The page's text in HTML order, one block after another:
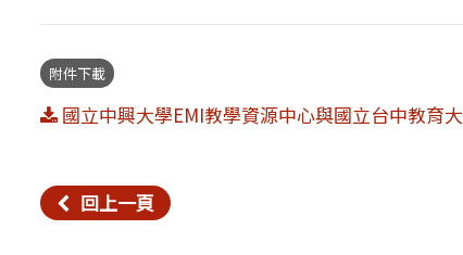
附件下載
國立中興大學EMI教學資源中心與國立台中教育
回上一頁